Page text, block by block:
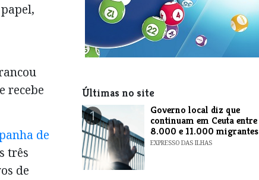
recebe
de
três
de
Últimas no site
1
​Governo local diz que
continuam em Ceuta entre
8.000 e 11.000 migrantes
EXPRESSO DAS ILHAS